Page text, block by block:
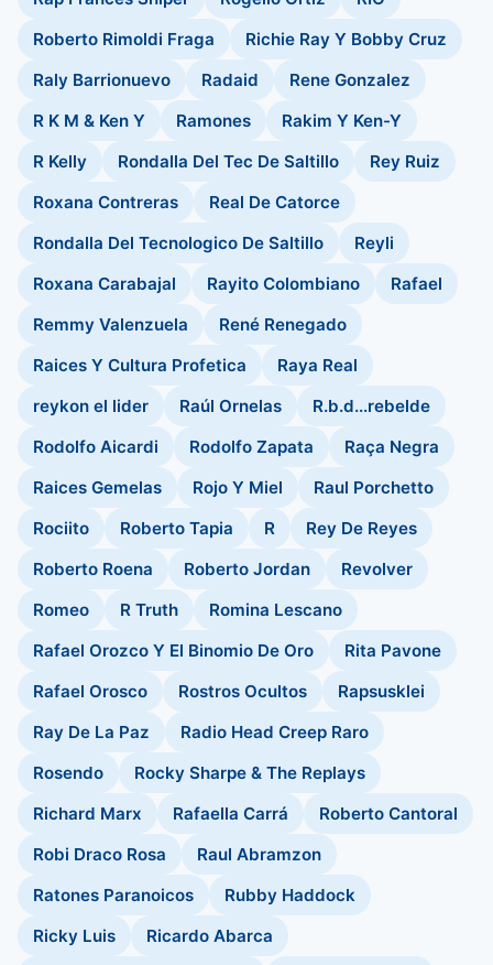
Roberto Rimoldi Fraga
Richie Ray Y Bobby Cruz
Raly Barrionuevo
Radaid
Rene Gonzalez
R K M & Ken Y
Ramones
Rakim Y Ken-Y
R Kelly
Rondalla Del Tec De Saltillo
Rey Ruiz
Roxana Contreras
Real De Catorce
Rondalla Del Tecnologico De Saltillo
Reyli
Roxana Carabajal
Rayito Colombiano
Rafael
Remmy Valenzuela
René Renegado
Raices Y Cultura Profetica
Raya Real
reykon el lider
Raúl Ornelas
R.b.d...rebelde
Rodolfo Aicardi
Rodolfo Zapata
Raça Negra
Raices Gemelas
Rojo Y Miel
Raul Porchetto
Rociito
Roberto Tapia R
Rey De Reyes
Roberto Roena
Roberto Jordan
Revolver
Romeo
R Truth
Romina Lescano
Rafael Orozco Y El Binomio De Oro
Rita Pavone
Rafael Orosco
Rostros Ocultos
Rapsusklei
Ray De La Paz
Radio Head Creep Raro
Rosendo
Rocky Sharpe & The Replays
Richard Marx
Rafaella Carrá
Roberto Cantoral
Robi Draco Rosa
Raul Abramzon
Ratones Paranoicos
Rubby Haddock
Ricky Luis
Ricardo Abarca